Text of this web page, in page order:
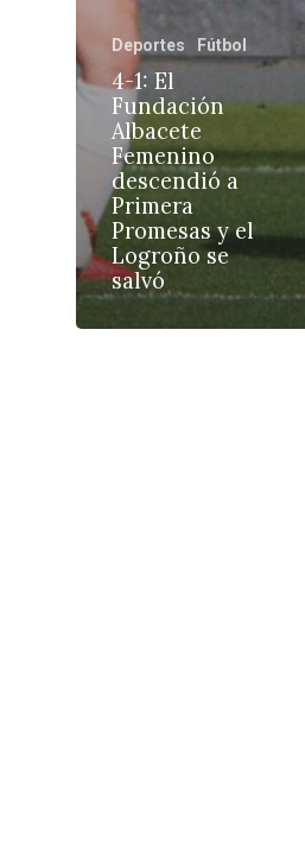
Deportes Fútbol
4-1: El
Fundación
Albacete
Femenino
descendió a
Primera
Promesas y el
Logroño se
salvó